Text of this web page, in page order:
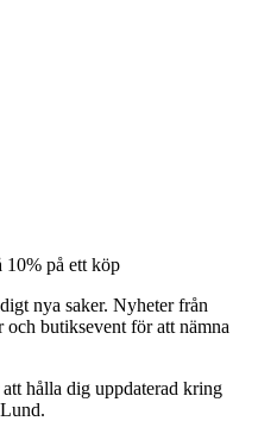
10% på ett köp
nya saker. Nyheter från
butiksevent för att nämna
hålla dig uppdaterad kring